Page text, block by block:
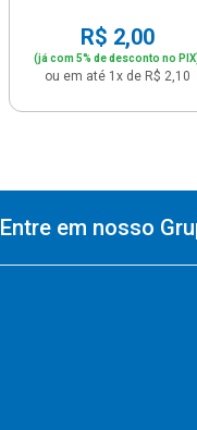
R$ 2,00
(já com 5% de desconto no
ou em até 1x de R$ 2,10
Entre em nosso